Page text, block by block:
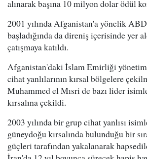
alınarak başına 10 milyon dolar ödül
2001 yılında Afganistan'a yönelik
başladığında da direniş içerisinde yer
çatışmaya katıldı.
Afganistan'daki İslam Emirliği
cihat yanlılarının kırsal bölgelere
Muhammed el Mısri de bazı lider
kırsalına çekildi.
2003 yılında bir grup cihat yanlısı
güneydoğu kırsalında bulunduğu bir
güçleri tarafından yakalanarak